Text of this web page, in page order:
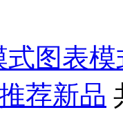
式图表模
荐新品